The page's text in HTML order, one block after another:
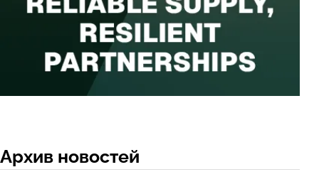
Архив новостей